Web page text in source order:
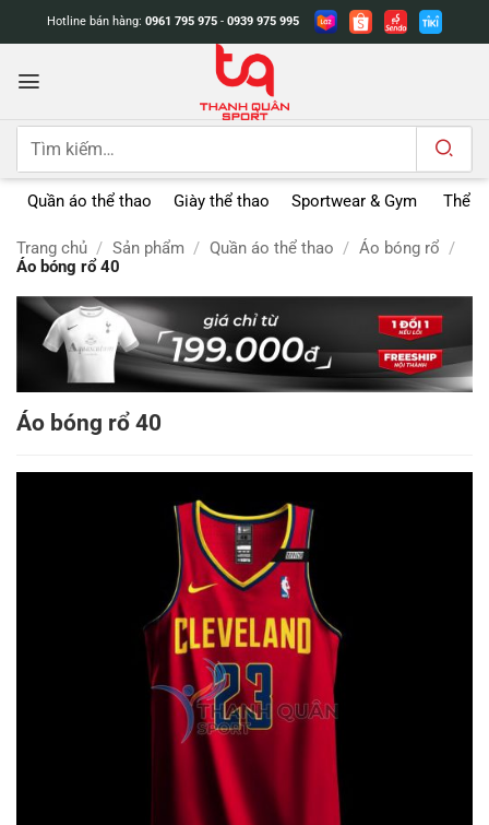
dung
Hotline bán hàng: 0961 795 975 - 0939 975 995
Tìm
Quần áo thể thao Giày thể thao Sportwear & Gym Thể
Trang chủ / Sản phẩm / Quần áo thể thao / Áo bóng rổ /
Áo bóng rổ 40
Áo bóng rổ 40